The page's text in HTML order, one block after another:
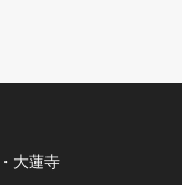
大蓮寺